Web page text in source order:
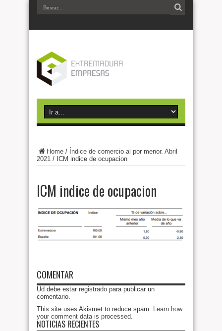
Home / Índice de comercio al por menor. Abril
2021 / ICM indice de ocupacion
ICM indice de ocupacion
COMENTAR
Ud debe estar registrado para publicar un
comentario.
This site uses Akismet to reduce spam. Learn how
your comment data is processed.
NOTICIAS RECIENTES